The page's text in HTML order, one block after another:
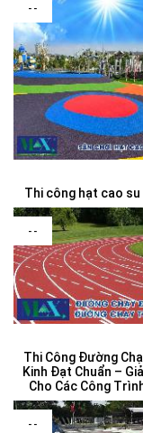
--
Thi công hạt cao su
--
Thi Công Đường
Kinh Đạt Chuẩn –
Cho Các Công
--